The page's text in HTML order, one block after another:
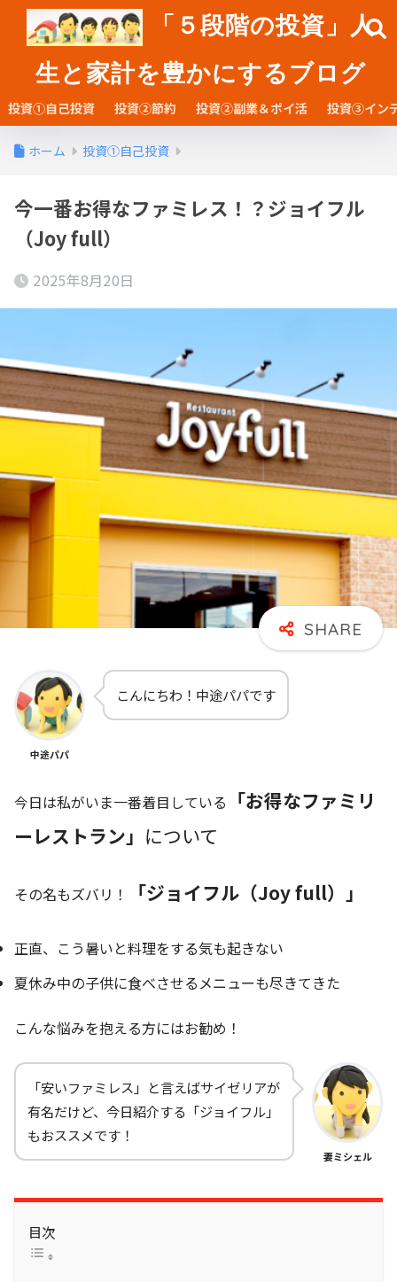
「５段階の投資」人
生と家計を豊かにするブログ
投資①自己投資 投資②節約 投資②副業＆ポイ活 投資③イン
ホーム 投資①自己投資
今一番お得なファミレス！？ジョイフル
（Joy full）
2025年8月20日
中途パパ
こんにちわ！中途パパです
今日は私がいま一番着目している
「お得なファミリ
ーレストラン」 について
その名もズバリ！ 「ジョイフル（Joy full）」
正直、こう暑いと料理をする気も起きない
夏休み中の子供に食べさせるメニューも尽きてきた
こんな悩みを抱える方にはお勧め！
「安いファミレス」と言えばサイゼリアが
有名だけど、今日紹介する「ジョイフル」
もおススメです！
妻ミシェル
目次